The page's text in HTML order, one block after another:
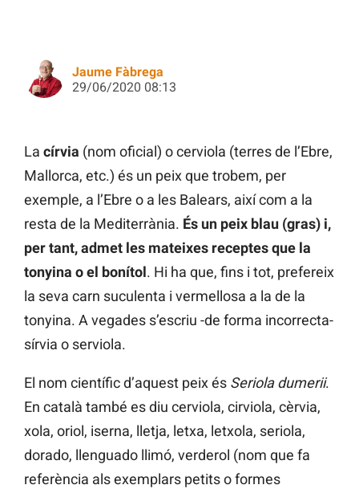
Jaume Fàbrega
29/06/2020 08:13
La círvia (nom oficial) o cerviola (terres de l’Ebre,
Mallorca, etc.) és un peix que trobem, per
exemple, a l’Ebre o a les Balears, així com a la
resta de la Mediterrània. És un peix blau (gras) i,
per tant, admet les mateixes receptes que la
tonyina o el bonítol. Hi ha que, fins i tot, prefereix
la seva carn suculenta i vermellosa a la de la
tonyina. A vegades s’escriu -de forma incorrecta-
sírvia o serviola.
El nom científic d’aquest peix és Seriola dumerii.
En català també es diu cerviola, cirviola, cèrvia,
xola, oriol, iserna, lletja, letxa, letxola, seriola,
dorado, llenguado llimó, verderol (nom que fa
referència als exemplars petits o formes